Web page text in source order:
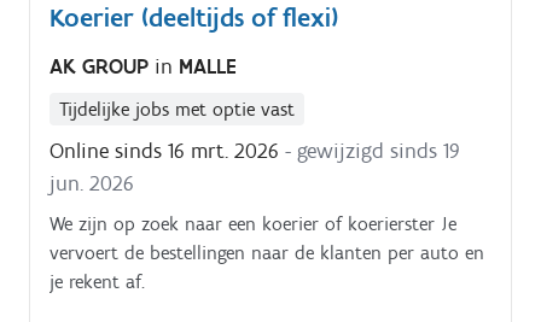
Koerier (deeltijds of flexi)
AK GROUP in MALLE
Tijdelijke jobs met optie vast
Online sinds 16 mrt. 2026 - gewijzigd sinds 19
jun. 2026
We zijn op zoek naar een koerier of koerierster Je
vervoert de bestellingen naar de klanten per auto en
je rekent af.